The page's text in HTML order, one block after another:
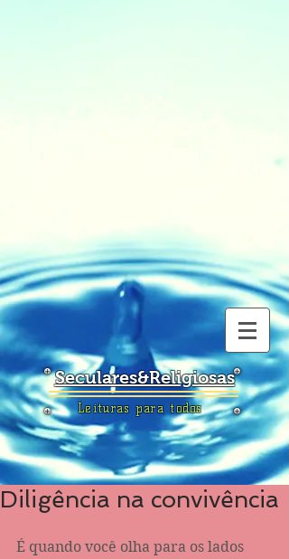
Seculares&Religiosas
Leituras para todos
Diligência na convivência
É quando você olha para os lados